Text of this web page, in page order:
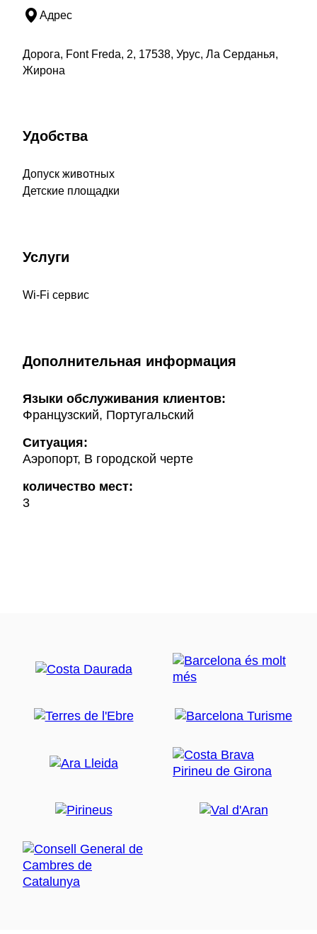
Адрес
Дорога, Font Freda, 2, 17538, Урус, Ла Серданья,
Жирона
Удобства
Допуск животных
Детские площадки
Услуги
Wi-Fi сервис
Дополнительная информация
Языки обслуживания клиентов:
Французский, Португальский
Ситуация:
Аэропорт, В городской черте
количество мест:
3